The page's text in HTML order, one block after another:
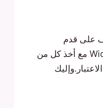
على قدم
المساواة.تم تصميم أنظمة Wider Matrix مع أخذ كل من